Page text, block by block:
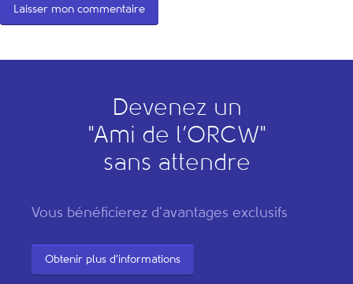
Devenez un
"Ami de l’ORCW"
sans attendre
Vous bénéficierez d'avantages exclusifs
Obtenir plus d'informations